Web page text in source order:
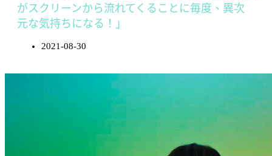
がスクリーンから流れてくることに毎度、異次
元な気持ちになる！」
2021-08-30